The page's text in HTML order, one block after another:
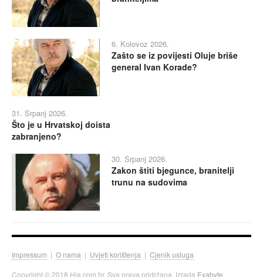
6. Kolovoz 2026.
Zašto se iz povijesti Oluje briše
general Ivan Korade?
31. Srpanj 2026.
Što je u Hrvatskoj doista
zabranjeno?
30. Srpanj 2026.
Zakon štiti bjegunce, branitelji
trunu na sudovima
Impressum | O nama | Uvjeti korištenja | Cjenik usluga
Copyright © 2018 Hia.com.hr. Sva prava pridržana. Izrada Exabyte